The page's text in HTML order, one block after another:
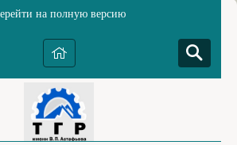
на полную версию